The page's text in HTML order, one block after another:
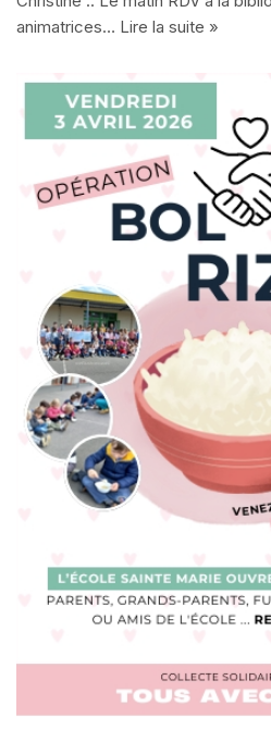
animatrices… Lire la suite »